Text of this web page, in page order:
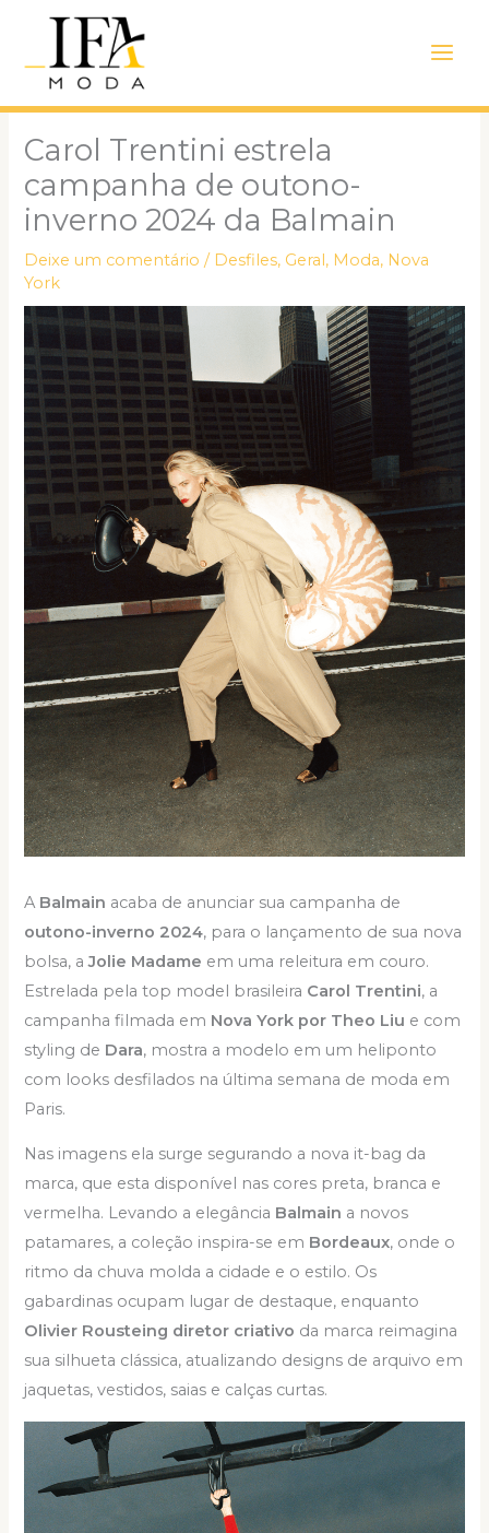
conteúdo
Menu
Carol Trentini estrela
campanha de outono-
inverno 2024 da Balmain
Deixe um comentário / Desfiles, Geral, Moda, Nova
York
A Balmain acaba de anunciar sua campanha de
outono-inverno 2024, para o lançamento de sua nova
bolsa, aJolie Madame em uma releitura em couro.
Estrelada pela top model brasileira Carol Trentini, a
campanha filmada em Nova York por Theo Liu e com
styling de Dara, mostra a modelo em um heliponto
com looks desfilados na última semana de moda em
Paris.
Nas imagens ela surge segurando a nova it-bag da
marca, que esta disponível nas cores preta, branca e
vermelha. Levando a elegância Balmain a novos
patamares, a coleção inspira-se em Bordeaux, onde o
ritmo da chuva molda a cidade e o estilo. Os
gabardinas ocupam lugar de destaque, enquanto
Olivier Rousteing diretor criativo da marca reimagina
sua silhueta clássica, atualizando designs de arquivo em
jaquetas, vestidos, saias e calças curtas.